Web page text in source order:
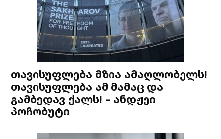
თავისუფლება მზია ამაღლობელს!
თავისუფლება ამ მამაც და
გამბედავ ქალს! – ანდჟეი
პოჩობუტი